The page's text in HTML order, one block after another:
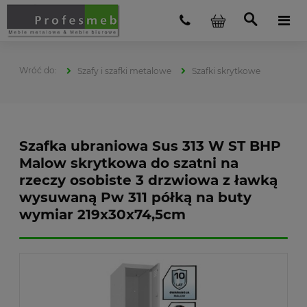
Szafy i szafki metalowe Szafki skrytkowe
Szafka ubraniowa Sus 313 W ST BHP
Malow skrytkowa do szatni na
rzeczy osobiste 3 drzwiowa z ławką
wysuwaną Pw 311 półką na buty
wymiar 219x30x74,5cm